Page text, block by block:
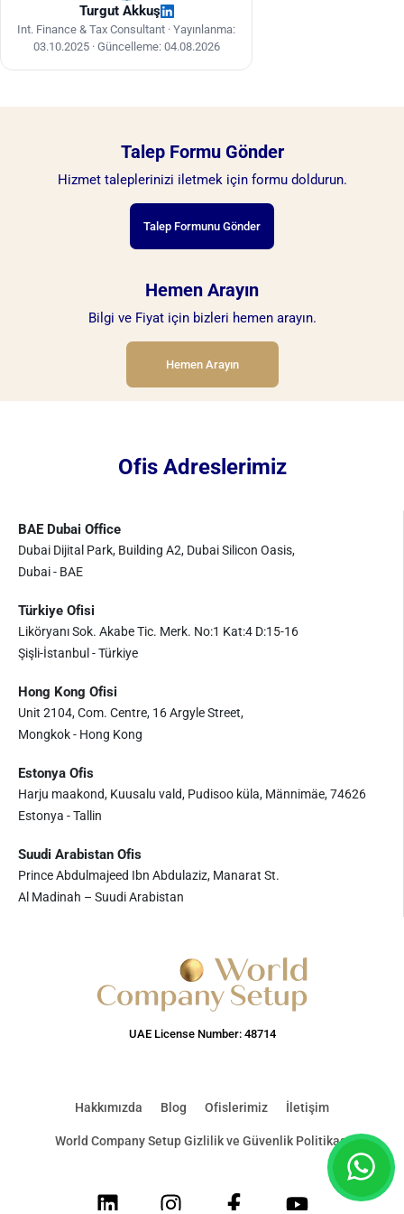
Turgut Akkuş
Int. Finance & Tax Consultant · Yayınlanma:
03.10.2025· Güncelleme: 04.08.2026
Talep Formu Gönder
Hizmet taleplerinizi iletmek için formu doldurun.
Talep Formunu Gönder
Hemen Arayın
Bilgi ve Fiyat için bizleri hemen arayın.
Hemen Arayın
Ofis Adreslerimiz
BAE Dubai Office
Dubai Dijital Park, Building A2, Dubai Silicon Oasis,
Dubai - BAE
Türkiye Ofisi
Liköryanı Sok. Akabe Tic. Merk. No:1 Kat:4 D:15-16
Şişli-İstanbul - Türkiye
Hong Kong Ofisi
Unit 2104, Com. Centre, 16 Argyle Street,
Mongkok - Hong Kong
Estonya Ofis
Harju maakond, Kuusalu vald, Pudisoo küla, Männimäe, 74626
Estonya - Tallin
Suudi Arabistan Ofis
Prince Abdulmajeed Ibn Abdulaziz, Manarat St.
Al Madinah – Suudi Arabistan
UAE License Number: 48714
Hakkımızda Blog Ofislerimiz İletişim
World Company Setup Gizlilik ve Güvenlik Politikası